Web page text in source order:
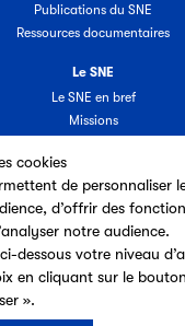
cookies
de personnaliser
d’offrir des
notre audience.
dessous votre niveau
en cliquant sur le
».
Publications du SNE
Ressources documentaires
Le SNE
Le SNE en bref
Missions
Groupes & commissions
Partenaires
Annuaire des adhérents
Nouveaux adhérents
Espace adhérent
Adhérer au SNE